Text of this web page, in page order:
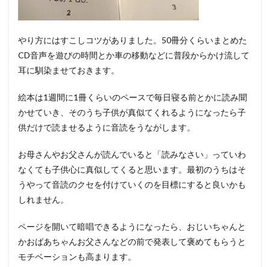
やり方にはすこしコツがありました。50冊分くらいまとめた
CD音声を遊びの時間とか車の移動などに普段からかけ流して
耳に馴染ませておきます。
絵本は1週間に1冊くらいのペースで毎日寝る前とかに読み聞
かせていき、そのうち子供が真似てくれるようになったら子
供だけで読ませるように音読をうながします。
お母さんやお父さんが読んでいると「読みなさい」っていわ
なくても子供心に真似してくると思います。最初のうちはそ
うやって音読のクセを付けていくのを目標にすると良いかも
しれません。
ページを開いて暗唱できるようになったら、おじいちゃんと
かおばあちゃんお父さんなどの前で発表して褒めてもらうと
モチベーションも高まります。